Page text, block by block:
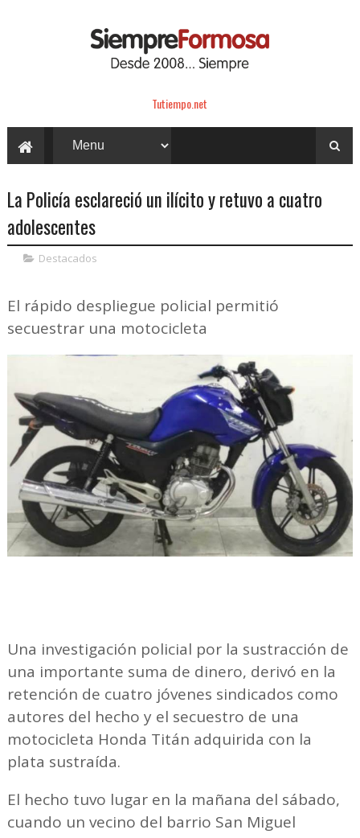
Tutiempo.net
La Policía esclareció un ilícito y retuvo a cuatro
adolescentes
Destacados
El rápido despliegue policial permitió
secuestrar una motocicleta
Una investigación policial por la sustracción de
una importante suma de dinero, derivó en la
retención de cuatro jóvenes sindicados como
autores del hecho y el secuestro de una
motocicleta Honda Titán adquirida con la
plata sustraída.
El hecho tuvo lugar en la mañana del sábado,
cuando un vecino del barrio San Miguel